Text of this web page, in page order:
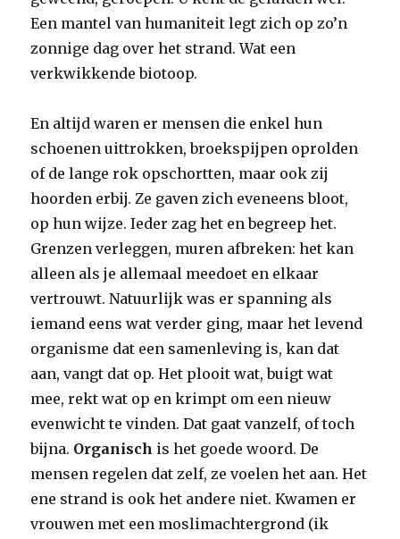
Een mantel van humaniteit legt zich op zo’n
zonnige dag over het strand. Wat een
verkwikkende biotoop.
En altijd waren er mensen die enkel hun
schoenen uittrokken, broekspijpen oprolden
of de lange rok opschortten, maar ook zij
hoorden erbij. Ze gaven zich eveneens bloot,
op hun wijze. Ieder zag het en begreep het.
Grenzen verleggen, muren afbreken: het kan
alleen als je allemaal meedoet en elkaar
vertrouwt. Natuurlijk was er spanning als
iemand eens wat verder ging, maar het levend
organisme dat een samenleving is, kan dat
aan, vangt dat op. Het plooit wat, buigt wat
mee, rekt wat op en krimpt om een nieuw
evenwicht te vinden. Dat gaat vanzelf, of toch
bijna. Organisch is het goede woord. De
mensen regelen dat zelf, ze voelen het aan. Het
ene strand is ook het andere niet. Kwamen er
vrouwen met een moslimachtergrond (ik